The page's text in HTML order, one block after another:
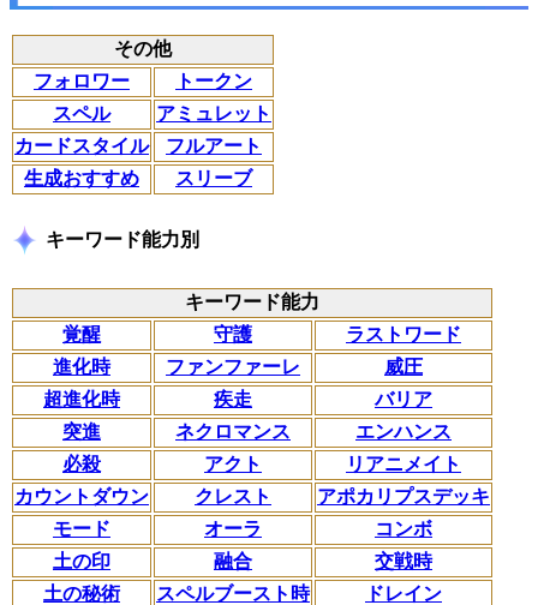
その他
フォロワー
トークン
スペル
アミュレット
カードスタイル
フルアート
生成おすすめ
スリーブ
キーワード能力別
キーワード能力
覚醒
守護
ラストワード
進化時
ファンファーレ
威圧
超進化時
疾走
バリア
突進
ネクロマンス
エンハンス
必殺
アクト
リアニメイト
カウントダウン
クレスト
アポカリプスデッキ
モード
オーラ
コンボ
土の印
融合
交戦時
土の秘術
スペルブースト時
ドレイン